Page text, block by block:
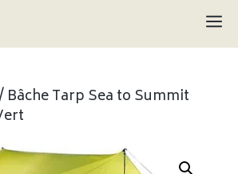
Bâche Tarp Sea to Summit